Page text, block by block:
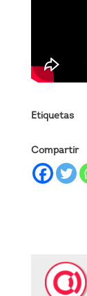
Etiquetas
Compartir